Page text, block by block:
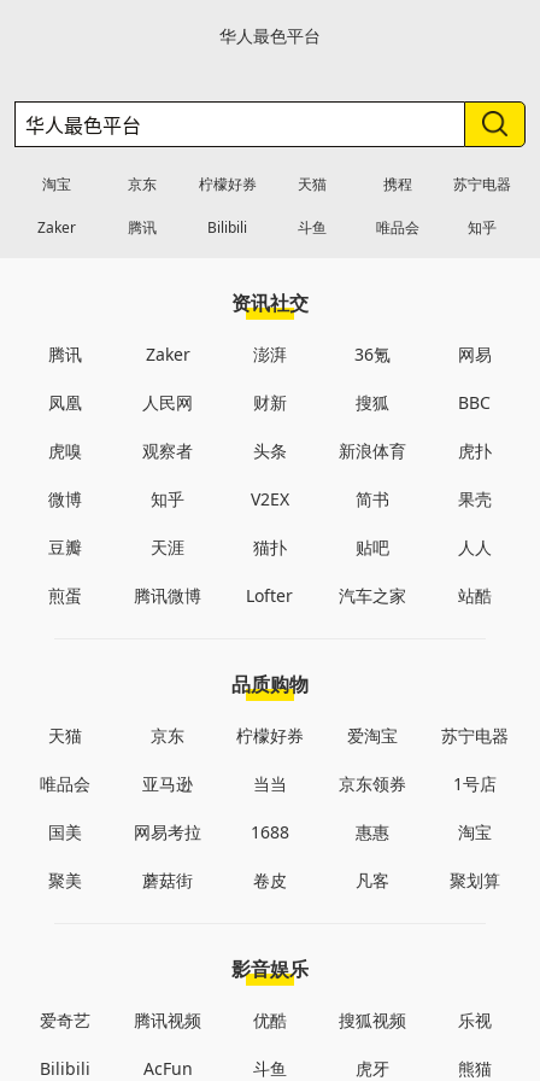
华人最色平台
淘宝 京东 柠檬好券 天猫 携程 苏宁电器
Zaker 腾讯 Bilibili 斗鱼 唯品会 知乎
资讯社交
腾讯 Zaker 澎湃 36氪 网易
凤凰 人民网 财新 搜狐 BBC
虎嗅 观察者 头条 新浪体育 虎扑
微博 知乎 V2EX 简书 果壳
豆瓣 天涯 猫扑 贴吧 人人
煎蛋 腾讯微博 Lofter 汽车之家 站酷
品质购物
天猫 京东 柠檬好券 爱淘宝 苏宁电器
唯品会 亚马逊 当当 京东领券 1号店
国美 网易考拉 1688 惠惠 淘宝
聚美 蘑菇街 卷皮 凡客 聚划算
影音娱乐
爱奇艺 腾讯视频 优酷 搜狐视频 乐视
Bilibili AcFun 斗鱼 虎牙 熊猫